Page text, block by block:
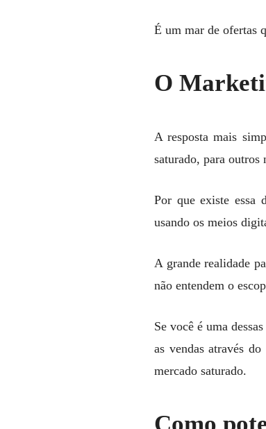
É um mar de ofertas
O
A resposta mais
saturado, para outros
Por que existe essa
usando os meios
A grande realidade
não entendem o
Se você é uma
as vendas através
mercado saturado.